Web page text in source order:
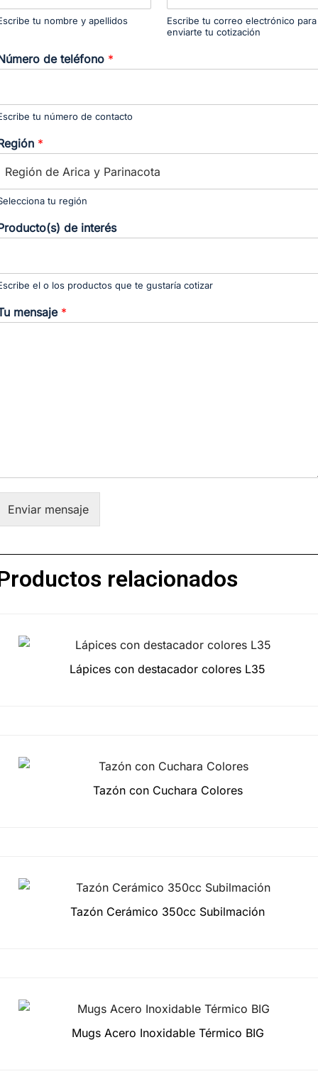
tu nombre y apellidos
Escribe tu correo electrónico para
enviarte tu cotización
de teléfono *
tu número de contacto
*
tu región
de interés
el o los productos que te gustaría cotizar
mensaje *
Enviar mensaje
relacionados
Lápices con destacador colores L35
Tazón con Cuchara Colores
Tazón Cerámico 350cc Subilmación
Mugs Acero Inoxidable Térmico BIG